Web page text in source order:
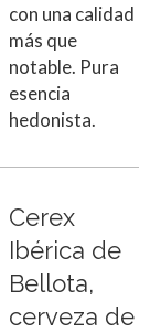
con una calidad
más que
notable. Pura
esencia
hedonista.
Cerex
Ibérica de
Bellota,
cerveza de